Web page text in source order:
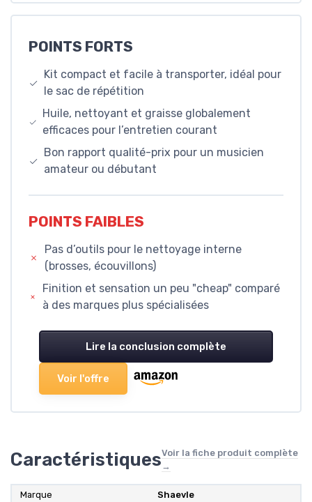
POINTS FORTS
Kit compact et facile à transporter, idéal pour
le sac de répétition
Huile, nettoyant et graisse globalement
efficaces pour l’entretien courant
Bon rapport qualité-prix pour un musicien
amateur ou débutant
POINTS FAIBLES
Pas d’outils pour le nettoyage interne
(brosses, écouvillons)
Finition et sensation un peu "cheap" comparé
à des marques plus spécialisées
Lire la conclusion complète
Voir l'offre
CaractéristiquesVoir la fiche produit complète
→
Marque Shaevle